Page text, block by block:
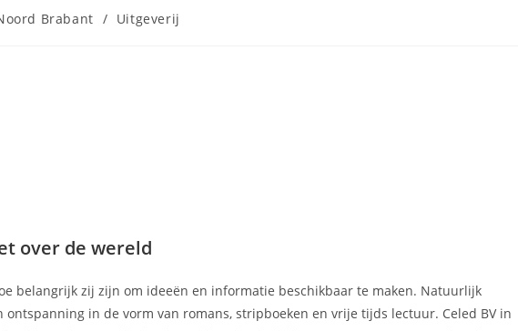
Brabant / Uitgeverij
over de wereld
belangrijk zij zijn om ideeën en informatie beschikbaar te maken. Natuurlijk
in de vorm van romans, stripboeken en vrije tijds lectuur. Celed BV in